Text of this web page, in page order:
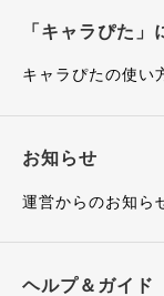
「キャラぴた」
キャラぴたの使い
お知らせ
運営からのお知ら
ヘルプ＆ガイド